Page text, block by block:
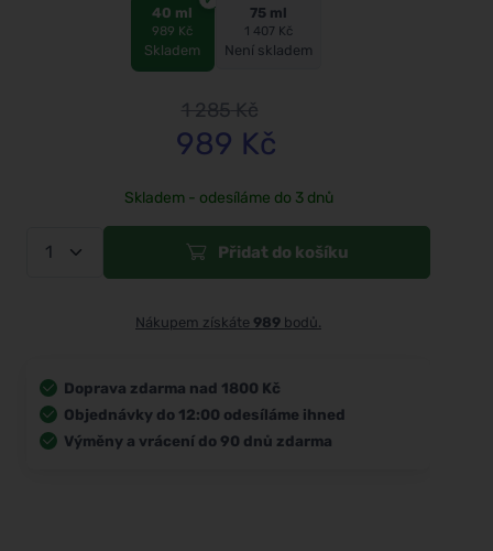
40 ml
989 Kč
Skladem
75 ml
1 407 Kč
Není skladem
1 285Kč
989 Kč
Skladem - odesíláme do 3 dnů
Přidat do košíku
Nákupem získáte 989 bodů.
Doprava zdarma nad 1800 Kč
Objednávky do 12:00 odesíláme ihned
Výměny a vrácení do 90 dnů zdarma